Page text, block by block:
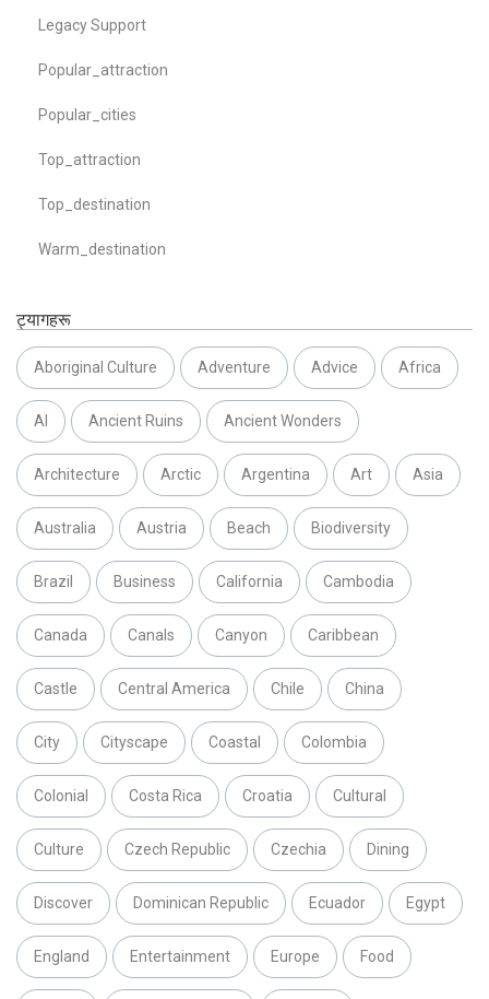
Legacy Support
Popular_attraction
Popular_cities
Top_attraction
Top_destination
Warm_destination
ट्यागहरू
Aboriginal Culture Adventure Advice Africa
AI Ancient Ruins Ancient Wonders
Architecture Arctic Argentina Art Asia
Australia Austria Beach Biodiversity
Brazil Business California Cambodia
Canada Canals Canyon Caribbean
Castle Central America Chile China
City Cityscape Coastal Colombia
Colonial Costa Rica Croatia Cultural
Culture Czech Republic Czechia Dining
Discover Dominican Republic Ecuador Egypt
England Entertainment Europe Food